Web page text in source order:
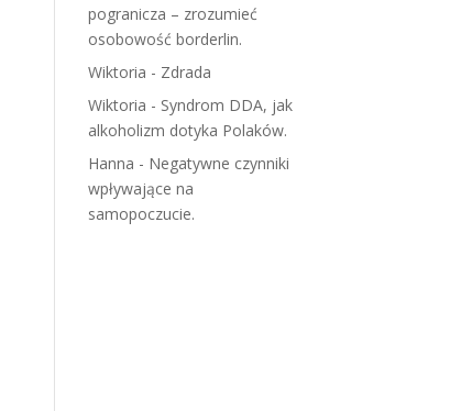
pogranicza – zrozumieć
osobowość borderlin.
Wiktoria - Zdrada
Wiktoria - Syndrom DDA, jak
alkoholizm dotyka Polaków.
Hanna - Negatywne czynniki
wpływające na
samopoczucie.